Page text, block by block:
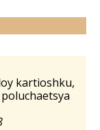
kartioshku,